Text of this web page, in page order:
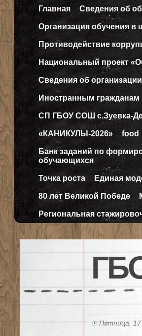
Главная Сведения об
Организация обучения в
Противодействие
Национальный проект
Сведения об
Иностранным гражданам
СП ГБОУ СОШ с.Зуевка-
«КАНИКУЛЫ-2026» food
Банк заданий по
обучающихся
Точка роста Единая
80 лет Великой Победе
Региональная
Пятница,